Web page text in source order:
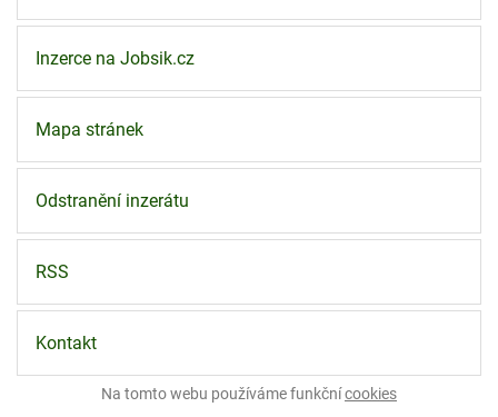
Inzerce na Jobsik.cz
Mapa stránek
Odstranění inzerátu
RSS
Kontakt
Na tomto webu používáme funkčnícookies